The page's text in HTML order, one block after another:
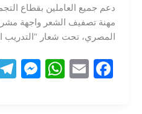
دعم جميع العاملين بقطاع
مهنة تصفيف الشعر واجهة
المصري، تحت شعار “التدريب
F
E
W
M